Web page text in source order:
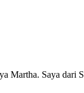
Martha. Saya dari